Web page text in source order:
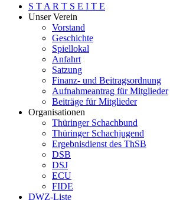
S T A R T S E I T E
Unser Verein
Vorstand
Geschichte
Spiellokal
Anfahrt
Satzung
Finanz- und Beitragsordnung
Aufnahmeantrag für Mitglieder
Beiträge für Mitglieder
Organisationen
Thüringer Schachbund
Thüringer Schachjugend
Ergebnisdienst des ThSB
DSB
DSJ
ECU
FIDE
DWZ-Liste